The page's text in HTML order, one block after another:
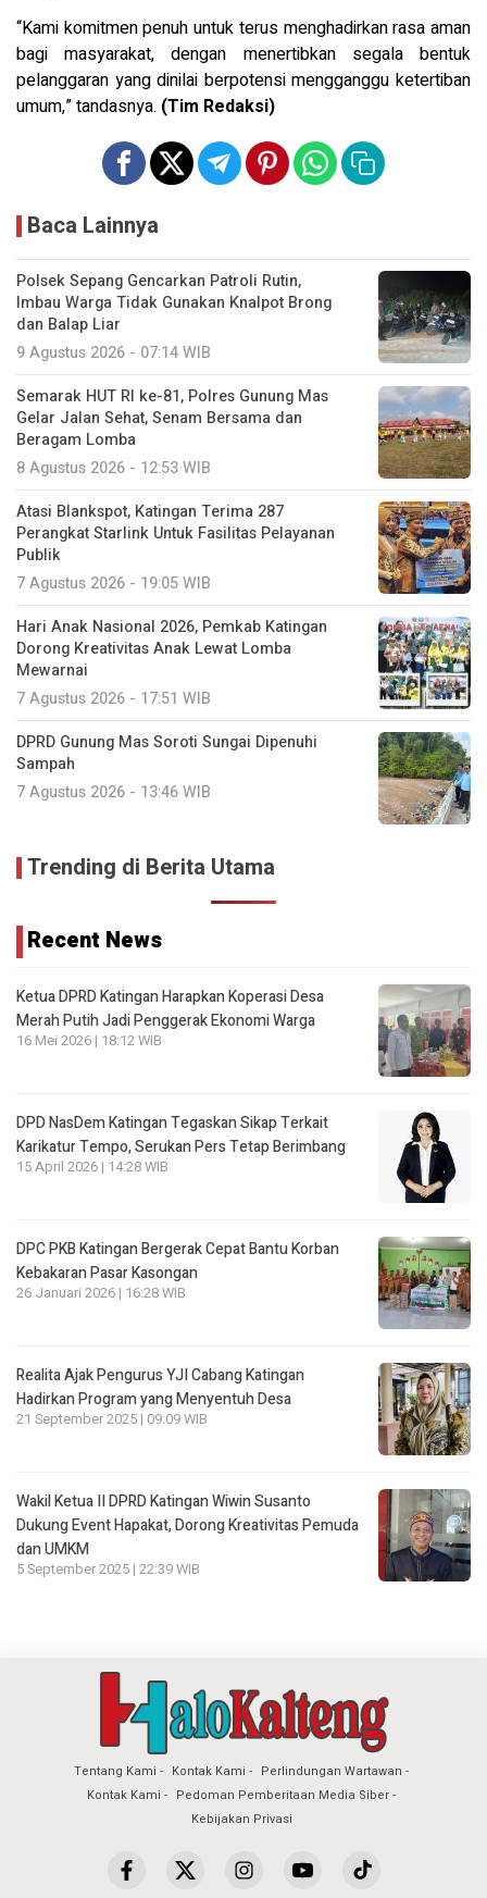
“Kami komitmen penuh untuk terus menghadirkan rasa aman
bagi masyarakat, dengan menertibkan segala bentuk
pelanggaran yang dinilai berpotensi mengganggu ketertiban
umum,” tandasnya. (Tim Redaksi)
Baca Lainnya
Polsek Sepang Gencarkan Patroli Rutin,
Imbau Warga Tidak Gunakan Knalpot Brong
dan Balap Liar
9 Agustus 2026 - 07:14 WIB
Semarak HUT RI ke-81, Polres Gunung Mas
Gelar Jalan Sehat, Senam Bersama dan
Beragam Lomba
8 Agustus 2026 - 12:53 WIB
Atasi Blankspot, Katingan Terima 287
Perangkat Starlink Untuk Fasilitas Pelayanan
Publik
7 Agustus 2026 - 19:05 WIB
Hari Anak Nasional 2026, Pemkab Katingan
Dorong Kreativitas Anak Lewat Lomba
Mewarnai
7 Agustus 2026 - 17:51 WIB
DPRD Gunung Mas Soroti Sungai Dipenuhi
Sampah
7 Agustus 2026 - 13:46 WIB
Trending di Berita Utama
Recent News
Ketua DPRD Katingan Harapkan Koperasi Desa
Merah Putih Jadi Penggerak Ekonomi Warga
16 Mei 2026 | 18:12 WIB
DPD NasDem Katingan Tegaskan Sikap Terkait
Karikatur Tempo, Serukan Pers Tetap Berimbang
15 April 2026 | 14:28 WIB
DPC PKB Katingan Bergerak Cepat Bantu Korban
Kebakaran Pasar Kasongan
26 Januari 2026 | 16:28 WIB
Realita Ajak Pengurus YJI Cabang Katingan
Hadirkan Program yang Menyentuh Desa
21 September 2025 | 09:09 WIB
Wakil Ketua II DPRD Katingan Wiwin Susanto
Dukung Event Hapakat, Dorong Kreativitas Pemuda
dan UMKM
5 September 2025 | 22:39 WIB
Tentang Kami Kontak Kami
Perlindungan Wartawan
Kontak Kami
Pedoman Pemberitaan Media Siber
Kebijakan Privasi